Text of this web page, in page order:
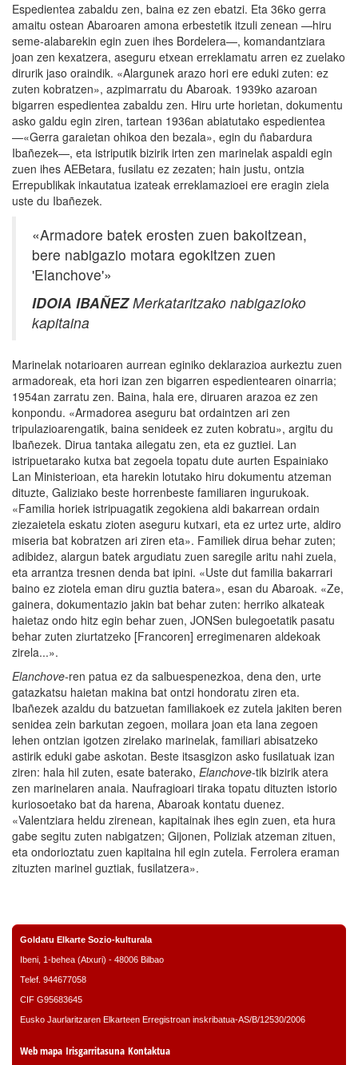
Espedientea zabaldu zen, baina ez zen ebatzi. Eta 36ko gerra
amaitu ostean Abaroaren amona erbestetik itzuli zenean —hiru
seme-alabarekin egin zuen ihes Bordelera—, komandantziara
joan zen kexatzera, aseguru etxean erreklamatu arren ez zuelako
dirurik jaso oraindik. «Alargunek arazo hori ere eduki zuten: ez
zuten kobratzen», azpimarratu du Abaroak. 1939ko azaroan
bigarren espedientea zabaldu zen. Hiru urte horietan, dokumentu
asko galdu egin ziren, tartean 1936an abiatutako espedientea
—«Gerra garaietan ohikoa den bezala», egin du ñabardura
Ibañezek—, eta istriputik bizirik irten zen marinelak aspaldi egin
zuen ihes AEBetara, fusilatu ez zezaten; hain justu, ontzia
Errepublikak inkautatua izateak erreklamazioei ere eragin ziela
uste du Ibañezek.
«Armadore batek erosten zuen bakoitzean,
bere nabigazio motara egokitzen zuen
'Elanchove'»
IDOIA IBAÑEZ Merkataritzako nabigazioko
kapitaina
Marinelak notarioaren aurrean eginiko deklarazioa aurkeztu zuen
armadoreak, eta hori izan zen bigarren espedientearen oinarria;
1954an zarratu zen. Baina, hala ere, diruaren arazoa ez zen
konpondu. «Armadorea aseguru bat ordaintzen ari zen
tripulazioarengatik, baina senideek ez zuten kobratu», argitu du
Ibañezek. Dirua tantaka ailegatu zen, eta ez guztiei. Lan
istripuetarako kutxa bat zegoela topatu dute aurten Espainiako
Lan Ministerioan, eta harekin lotutako hiru dokumentu atzeman
dituzte, Galiziako beste horrenbeste familiaren ingurukoak.
«Familia horiek istripuagatik zegokiena aldi bakarrean ordain
ziezaietela eskatu zioten aseguru kutxari, eta ez urtez urte, aldiro
miseria bat kobratzen ari ziren eta». Familiek dirua behar zuten;
adibidez, alargun batek argudiatu zuen saregile aritu nahi zuela,
eta arrantza tresnen denda bat ipini. «Uste dut familia bakarrari
baino ez ziotela eman diru guztia batera», esan du Abaroak. «Ze,
gainera, dokumentazio jakin bat behar zuten: herriko alkateak
haietaz ondo hitz egin behar zuen, JONSen bulegoetatik pasatu
behar zuten ziurtatzeko [Francoren] erregimenaren aldekoak
zirela...».
Elanchove-ren patua ez da salbuespenezkoa, dena den, urte
gatazkatsu haietan makina bat ontzi hondoratu ziren eta.
Ibañezek azaldu du batzuetan familiakoek ez zutela jakiten beren
senidea zein barkutan zegoen, moilara joan eta lana zegoen
lehen ontzian igotzen zirelako marinelak, familiari abisatzeko
astirik eduki gabe askotan. Beste itsasgizon asko fusilatuak izan
ziren: hala hil zuten, esate baterako, Elanchove-tik bizirik atera
zen marinelaren anaia. Naufragioari tiraka topatu dituzten istorio
kuriosoetako bat da harena, Abaroak kontatu duenez.
«Valentziara heldu zirenean, kapitainak ihes egin zuen, eta hura
gabe segitu zuten nabigatzen; Gijonen, Poliziak atzeman zituen,
eta ondorioztatu zuen kapitaina hil egin zutela. Ferrolera eraman
zituzten marinel guztiak, fusilatzera».
Goldatu Elkarte Sozio-kulturala
Ibeni, 1-behea (Atxuri) - 48006 Bilbao
Telef. 944677058
CIF G95683645
Eusko Jaurlaritzaren Elkarteen Erregistroan inskribatua-AS/B/12530/2006
Web mapa Irisgarritasuna Kontaktua